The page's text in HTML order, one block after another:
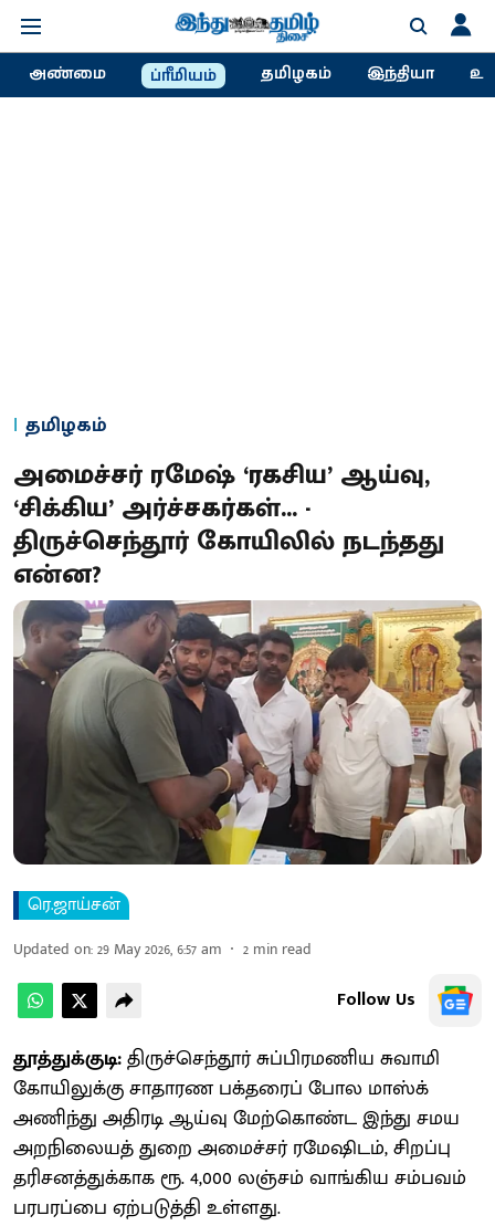
அண்மை ப்ரீமியம் தமிழகம் இந்தியா
தமிழகம்
அமைச்சர் ரமேஷ் ‘ரகசிய’ ஆய்வு,
‘சிக்கிய’ அர்ச்சகர்கள்... -
திருச்செந்தூர் கோயிலில் நடந்தது
என்ன?
ரெ.ஜாய்சன்
Updated on:29 May 2026, 6:57 am 2 min read
Follow Us
தூத்துக்குடி:திருச்செந்தூர் சுப்பிரமணிய சுவாமி
கோயிலுக்கு சாதாரண பக்தரைப் போல மாஸ்க்
அணிந்து அதிரடி ஆய்வு மேற்கொண்ட இந்து சமய
அறநிலையத் துறை அமைச்சர் ரமேஷிடம், சிறப்பு
தரிசனத்துக்காக ரூ. 4,000 லஞ்சம் வாங்கிய சம்பவம்
பரபரப்பை ஏற்படுத்தி உள்ளது.